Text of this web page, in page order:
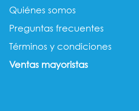
Quiénes somos​​
Preguntas frecuentes
Términos y condiciones
Ventas mayorista​s